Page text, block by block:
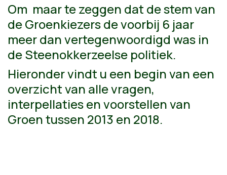
Om maar te zeggen dat de stem van
de Groenkiezers de voorbij 6 jaar
meer dan vertegenwoordigd was in
de Steenokkerzeelse politiek.
Hieronder vindt u een begin van een
overzicht van alle vragen,
interpellaties en voorstellen van
Groen tussen 2013 en 2018.